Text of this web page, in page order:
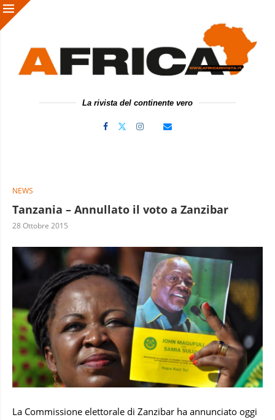
La rivista del continente vero
NEWS
Tanzania – Annullato il voto a Zanzibar
28 Ottobre 2015
La Commissione elettorale di Zanzibar ha annunciato oggi